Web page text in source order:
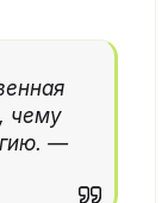
чему
—